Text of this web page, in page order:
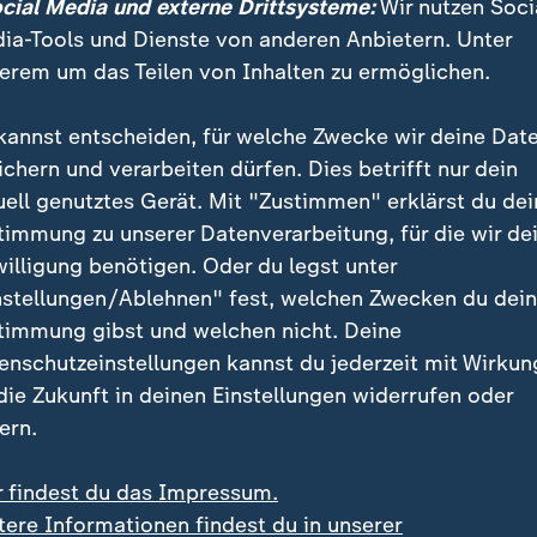
vor Krankenhaus in Bangkok
in den vergangenen Jahren nur selten
dreieinhalb Jahren war die Prinzessin in der
beim Training ihrer Hunde plötzlich
gewesen sein. Seither wurde sie im
soll aber nicht mehr bei Bewusstsein gewesen
Zustand war lange nicht viel bekannt. Nach ihrem
hatten immer wieder Menschen vor einem im
mit einem Porträt der Prinzessin gebetet und
des Landes knieten Thailänder vor ihrem
Media und externe Drittsysteme:Wir nutzen
Tools und Dienste von anderen Anbietern. Unter
um das Teilen von Inhalten zu ermöglichen.
entscheiden, für welche Zwecke wir deine
und verarbeiten dürfen. Dies betrifft nur dein
genutztes Gerät. Mit "Zustimmen" erklärst du
zu unserer Datenverarbeitung, für die wir
benötigen. Oder du legst unter
Ablehnen" fest, welchen Zwecken du
gibst und welchen nicht. Deine
kannst du jederzeit mit
Zukunft in deinen Einstellungen widerrufen oder
findest du das Impressum.
Informationen findest du in unserer